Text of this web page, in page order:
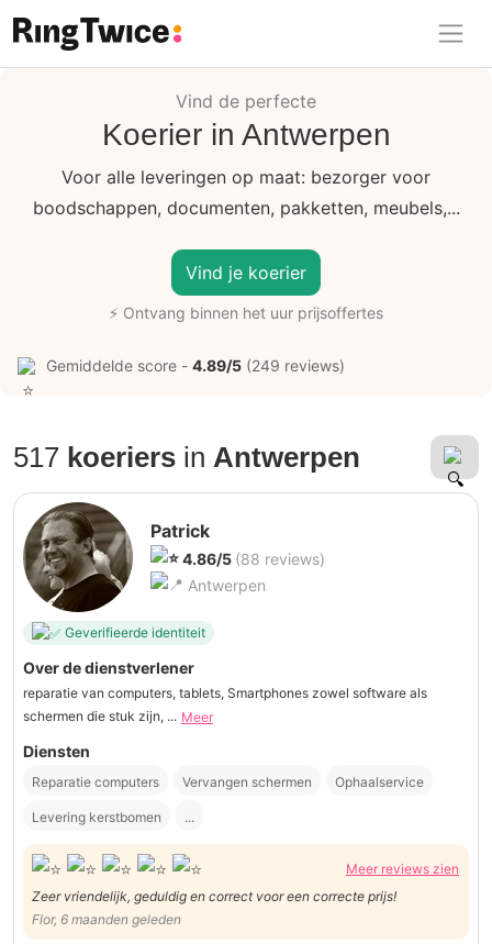
Ring Twice
Vind de perfecte
Koerier in Antwerpen
Voor alle leveringen op maat: bezorger voor
boodschappen, documenten, pakketten, meubels,...
Vind je koerier
⚡ Ontvang binnen het uur prijsoffertes
Gemiddelde score - 4.89/5 (249 reviews)
517 koeriers in Antwerpen
Patrick
4.86/5 (88 reviews)
Antwerpen
Geverifieerde identiteit
Over de dienstverlener
reparatie van computers, tablets, Smartphones zowel software als
schermen die stuk zijn, ... Meer
Diensten
Reparatie computers Vervangen schermen Ophaalservice
Levering kerstbomen ...
Meer reviews zien
Zeer vriendelijk, geduldig en correct voor een correcte prijs!
Flor, 6 maanden geleden